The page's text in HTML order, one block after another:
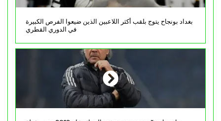
بغداد بونجاح يتوج بلقب أكثر اللاعبين الذين ضيعوا الفرص الكبيرة
في الدوري القطري